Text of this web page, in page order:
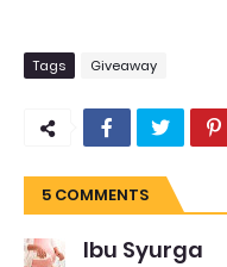
Tags Giveaway
5 COMMENTS
Ibu Syurga